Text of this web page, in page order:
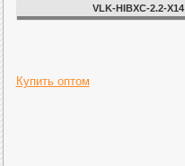
VLK-HIBXC-2.2-X14
Купить оптом